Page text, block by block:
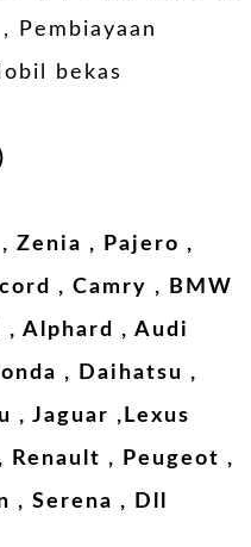
Pembiayaan
bekas
Zenia , Pajero ,
, Camry , BMW
Alphard , Audi
, Daihatsu ,
, Jaguar ,Lexus
Renault , Peugeot ,
, Serena , Dll